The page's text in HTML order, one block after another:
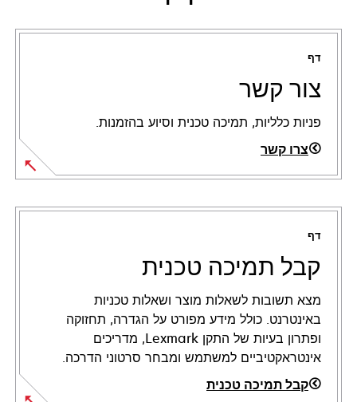
דף
צור קשר
פניות כלליות, תמיכה טכנית וסיוע בהזמנות.
צרו קשר
דף
קבל תמיכה טכנית
מצא תשובות לשאלות מוצר ושאלות טכניות
באינטרנט. כולל מידע מפורט על הגדרה, תחזוקה
ופתרון בעיות של התקן Lexmark, מדריכים
אינטראקטיביים למשתמש ומבחר סרטוני הדרכה.
קבל תמיכה טכנית